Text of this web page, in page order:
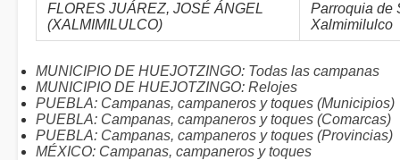
FLORES JUÁREZ, JOSÉ ÁNGEL
(XALMIMILULCO)
Parroquia de
Xalmimilulco
MUNICIPIO DE HUEJOTZINGO: Todas las campanas
MUNICIPIO DE HUEJOTZINGO: Relojes
PUEBLA: Campanas, campaneros y toques (Municipios)
PUEBLA: Campanas, campaneros y toques (Comarcas)
PUEBLA: Campanas, campaneros y toques (Provincias)
MÉXICO: Campanas, campaneros y toques